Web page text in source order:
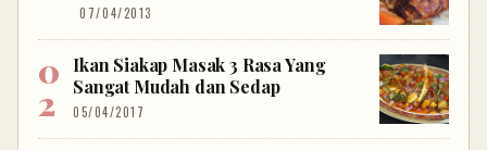
07/04/2013
Ikan Siakap Masak 3 Rasa Yang
Sangat Mudah dan Sedap
05/04/2017